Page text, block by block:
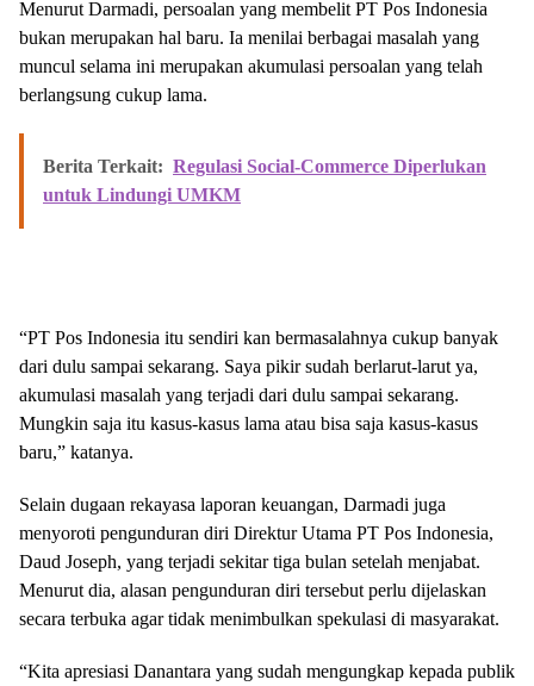
Menurut Darmadi, persoalan yang membelit PT Pos Indonesia
bukan merupakan hal baru. Ia menilai berbagai masalah yang
muncul selama ini merupakan akumulasi persoalan yang telah
berlangsung cukup lama.
Berita Terkait: Regulasi Social-Commerce Diperlukan
untuk Lindungi UMKM
“PT Pos Indonesia itu sendiri kan bermasalahnya cukup banyak
dari dulu sampai sekarang. Saya pikir sudah berlarut-larut ya,
akumulasi masalah yang terjadi dari dulu sampai sekarang.
Mungkin saja itu kasus-kasus lama atau bisa saja kasus-kasus
baru,” katanya.
Selain dugaan rekayasa laporan keuangan, Darmadi juga
menyoroti pengunduran diri Direktur Utama PT Pos Indonesia,
Daud Joseph, yang terjadi sekitar tiga bulan setelah menjabat.
Menurut dia, alasan pengunduran diri tersebut perlu dijelaskan
secara terbuka agar tidak menimbulkan spekulasi di masyarakat.
“Kita apresiasi Danantara yang sudah mengungkap kepada publik